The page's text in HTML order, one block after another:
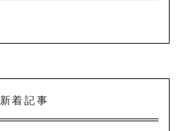
新着記事